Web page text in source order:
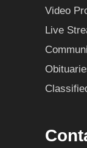
Video
Live